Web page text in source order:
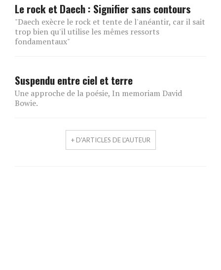
Le rock et Daech : Signifier sans contours
"Daech exècre le rock et tente de l'anéantir, car il sait
trop bien qu'il utilise les mêmes ressorts
fondamentaux"
Suspendu entre ciel et terre
Une approche de la poésie, In memoriam David
Bowie.
+ D'ARTICLES DE L'AUTEUR